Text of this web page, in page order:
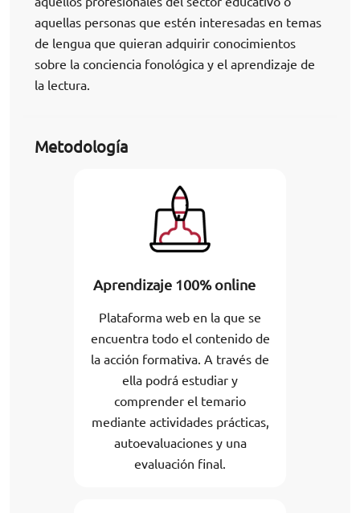
aquellas personas que estén interesadas en temas
de lengua que quieran adquirir conocimientos
sobre la conciencia fonológica y el aprendizaje de
la lectura.
Metodología
Aprendizaje 100% online
Plataforma web en la que se
encuentra todo el contenido de
la acción formativa. A través de
ella podrá estudiar y
comprender el temario
mediante actividades prácticas,
autoevaluaciones y una
evaluación final.